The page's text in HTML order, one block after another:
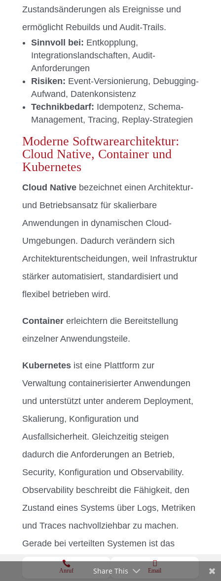

Anruf

Email
Zustandsänderungen als Ereignisse und
ermöglicht Rebuilds und Audit-Trails.
Sinnvoll bei: Entkopplung,
Integrationslandschaften, Audit-
Anforderungen
Risiken: Event-Versionierung, Debugging-
Aufwand, Datenkonsistenz
Technikbedarf: Idempotenz, Schema-
Management, Tracing, Replay-Strategien
Moderne Softwarearchitektur:
Cloud Native, Container und
Kubernetes
Cloud Nativebezeichnet einen Architektur-
und Betriebsansatz für skalierbare
Anwendungen in dynamischen Cloud-
Umgebungen. Dadurch verändern sich
Architekturentscheidungen, weil Infrastruktur
stärker automatisiert, standardisiert und
flexibel betrieben wird.
Containererleichtern die Bereitstellung
einzelner Anwendungsteile.
Kubernetesist eine Plattform zur
Verwaltung containerisierter Anwendungen
und unterstützt unter anderem Deployment,
Skalierung, Konfiguration und
Ausfallsicherheit. Gleichzeitig steigen
dadurch die Anforderungen an Betrieb,
Security, Konfiguration und Observability.
Observability beschreibt die Fähigkeit, den
Zustand eines Systems über Logs, Metriken
und Traces nachvollziehbar zu machen.
Gerade bei verteilten Systemen ist das
wichtig, um Fehler, Engpässe und
Share This